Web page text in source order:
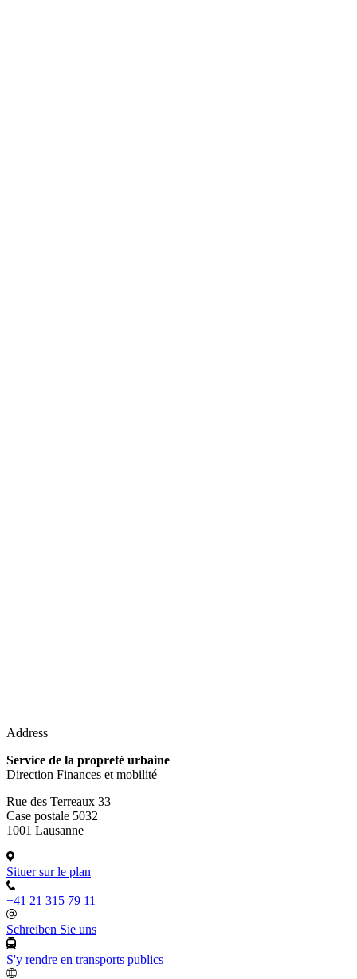
Address
Service de la propreté urbaine
Direction Finances et mobilité
Rue des Terreaux 33
Case postale 5032
1001 Lausanne
Situer sur le plan
+41 21 315 79 11
Schreiben Sie uns
S'y rendre en transports publics